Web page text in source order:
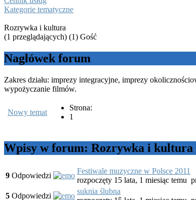
Kategorie tematyczne
Rozrywka i kultura
(1 przeglądających) (1) Gość
Nagłówek forum
Zakres działu: imprezy integracyjne, imprezy
wypożyczanie filmów.
Nowy temat
Strona:
1
Wpisy w forum: Rozrywka i kultura
9 Odpowiedzi
Festiwale muzyczne w Polsce 2011
rozpoczęty 15 lata, 1 miesiąc temu
5 Odpowiedzi
suknia ślubna